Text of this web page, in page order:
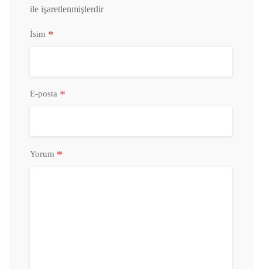
ile işaretlenmişlerdir
İsim *
E-posta *
Yorum *